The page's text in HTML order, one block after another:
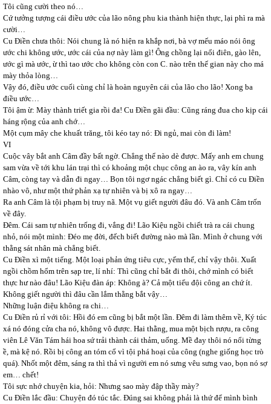
Tôi cũng cười theo nó…
Cứ tưởng tượng cái điều ước của lão nông phu kia thành hiện thực, lại phì ra mà
cười…
Cu Điền chưa thôi: Nói chung là nó hiện ra khắp nơi, bà vợ mếu máo nói ông
ước chi không ước, ước cái của nợ này làm gì! Ông chồng lại nổi điên, gào lên,
ước gì mà ước, ừ thì tao ước cho không còn con C. nào trên thế gian này cho má
mày thỏa lòng…
Vậy đó, điều ước cuối cùng chỉ là hoàn nguyên cái của lão cho lão! Xong ba
điều ước…
Tôi ậm ừ: Mày thành triết gia rồi đa! Cu Điền gãi đầu: Cũng ráng đua cho kịp cái
háng rộng của anh chớ…
Một cụm mây che khuất trăng, tôi kéo tay nó: Đi ngủ, mai còn đi làm!
VI
Cuộc vây bắt anh Câm đầy bất ngờ. Chẳng thể nào dè được. Mấy anh em chung
sam vừa về tới khu lán trại thì có khoảng một chục công an ào ra, vây kín anh
Câm, còng tay và dẫn đi ngay… Bọn tôi ngơ ngác chẳng biết gì. Chỉ có cu Điền
nhào vô, như một thứ phản xạ tự nhiên và bị xô ra ngay…
Ra anh Câm là tội phạm bị truy nã. Một vụ giết người đâu đó. Và anh Câm trốn
về đây.
Đêm. Cái sam tự nhiên trống đi, vắng đi! Lão Kiệu ngồi chiết trà ra cái chung
nhỏ, nói một mình: Đéo mẹ đời, đếch biết đường nào mà lần. Mình ở chung với
thằng sát nhân mà chẳng biết.
Cu Điền xì một tiếng. Một loại phản ứng tiêu cực, yếm thế, chỉ vậy thôi. Xuất
ngồi chồm hổm trên sạp tre, lí nhí: Thì cũng chỉ bắt đi thôi, chớ mình có biết
thực hư nào đâu! Lão Kiệu đàn áp: Không à? Cả một tiểu đội công an chứ ít.
Không giết người thì đâu cần lắm thằng bắt vậy…
Những luận điệu không ra chi…
Cu Điền rủ rỉ với tôi: Hồi đó em cũng bị bắt một lần. Đêm đi làm thêm về, Ký túc
xá nó đóng cửa cha nó, không vô được. Hai thằng, mua một bịch rượu, ra công
viên Lê Văn Tám hái hoa sứ trải thành cái thảm, uống. Mề đay thôi nó nổi từng
ề, mà kệ nó. Rồi bị công an tóm cổ vì tội phá hoại của công (nghe giống học trò
quá). Nhốt một đêm, sáng ra thì thả vì người em nó sưng vêu sưng vao, bọn nó sợ
em… chết!
Tôi sực nhớ chuyện kia, hỏi: Nhưng sao mày đập thầy mày?
Cu Điền lắc đầu: Chuyện đó túc tắc. Đúng sai không phải là thứ để mình bình